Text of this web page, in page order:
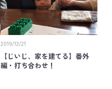
2019/12/21
【じいじ、家を建てる】番外
編・打ち合わせ！